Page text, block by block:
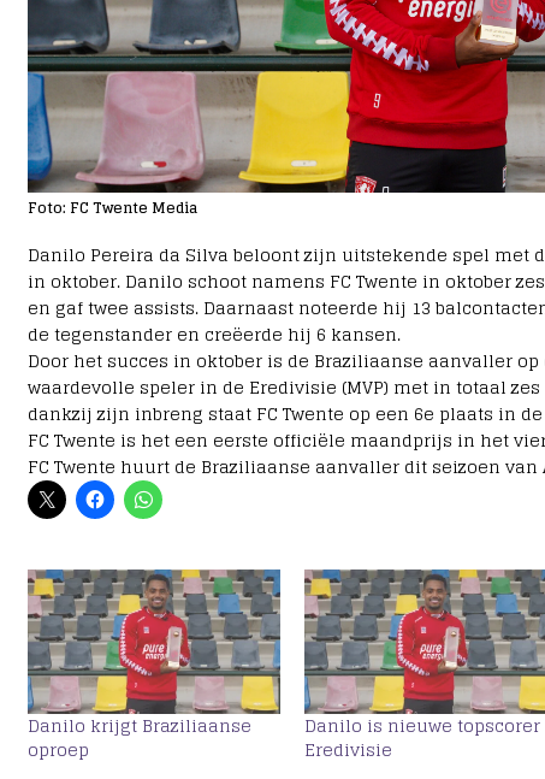
Foto: FC Twente Media
Danilo Pereira da Silva beloont zijn uitstekende spel met
in oktober. Danilo schoot namens FC Twente in oktober
en gaf twee assists. Daarnaast noteerde hij 13
de tegenstander en creëerde hij 6 kansen.
Door het succes in oktober is de Braziliaanse aanvaller
waardevolle speler in de Eredivisie (MVP) met in totaal
dankzij zijn inbreng staat FC Twente op een 6e plaats in
FC Twente is het een eerste officiële maandprijs in het
FC Twente huurt de Braziliaanse aanvaller dit seizoen van
Danilo krijgt Braziliaanse
oproep
Danilo is nieuwe topscorer
Eredivisie